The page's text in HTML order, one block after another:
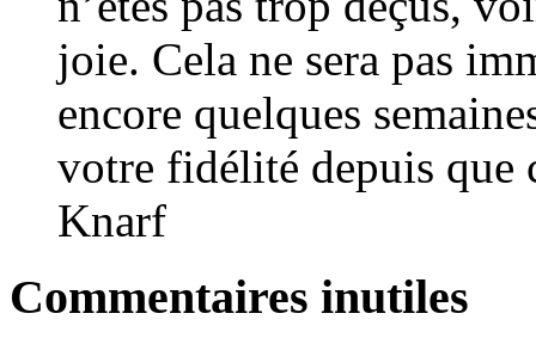
joie. Cela ne sera pas
encore quelques
votre fidélité depuis que
Knarf
Commentaires inutiles